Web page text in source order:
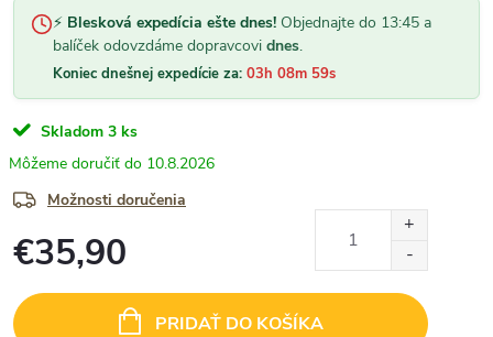
⚡ Blesková expedícia ešte dnes! Objednajte do 13:45 a
balíček odovzdáme dopravcovi dnes.
Koniec dnešnej expedície za: 03h 08m 58s
Skladom 3 ks
10.8.2026
Možnosti doručenia
€35,90
cena:
PRIDAŤ DO KOŠÍKA